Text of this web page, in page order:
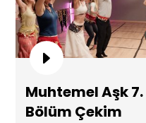
Muhtemel Aşk 7.
Bölüm Çekim